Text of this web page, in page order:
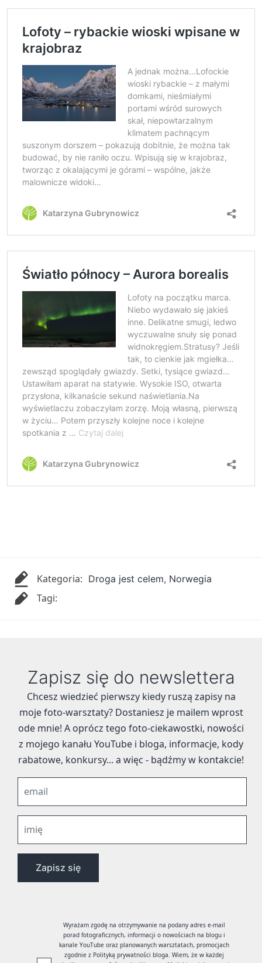
Kategoria: Droga jest celem, Norwegia
Tagi:
Zapisz się do newslettera
Chcesz wiedzieć pierwszy kiedy ruszą zapisy na
moje foto-warsztaty? Dostaniesz je mailem wprost
ode mnie! A oprócz tego foto-ciekawostki, nowości
z mojego kanału YouTube i bloga, informacje, kody
rabatowe, konkursy... a więc - bądźmy w kontakcie!
Wyrażam zgodę na otrzymywanie na podany adres e-mail
porad fotograficznych, informacji o nowościach na blogu i
kanale YouTube oraz planowanych warsztatach, promocjach
zgodnie z Polityką prywatności bloga. Wiem, że w każdej